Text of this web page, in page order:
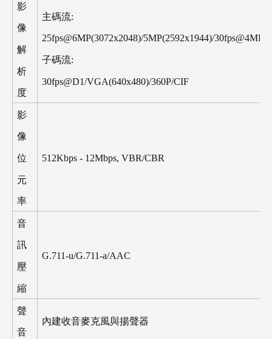
影
像
解
析
度
主碼流:
25fps@6MP(3072x2048)/5MP(2592x1944)/
子碼流:
30fps@D1/VGA(640x480)/360P/CIF
影
像
位
元
率
512Kbps - 12Mbps, VBR/CBR
音
訊
壓
縮
G.711-u/G.711-a/AAC
聲
音
內建收音麥克風與揚聲器